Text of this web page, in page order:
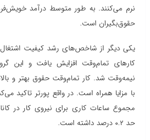
نرم می‌کنند. به طور متوسط درآمد
حقوق‌بگیران است.
یکی دیگر از شاخص‌های رشد کیفیت
کارهای تمام‌وقت افزایش یافت و این
نیمه‌وقت شد. کار تمام‌وقت حقوق بهتر و
با مزایا همراه است. در واقع پورتر تاکید
مجموع ساعات کاری برای نیروی کار در
حد ۰.۲ درصد داشته است.